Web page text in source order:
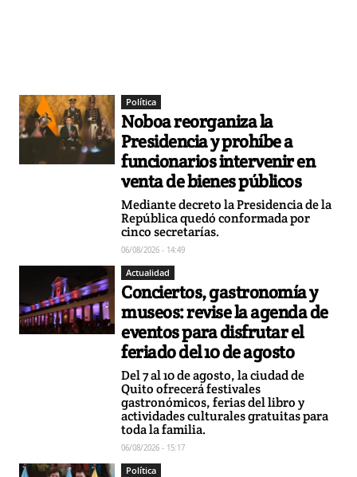
Política
Noboa reorganiza la
Presidencia y prohíbe a
funcionarios intervenir en
venta de bienes públicos
Mediante decreto la Presidencia de la
República quedó conformada por
cinco secretarías.
06/08/2026 - 14:49
Actualidad
Conciertos, gastronomía y
museos: revise la agenda de
eventos para disfrutar el
feriado del 10 de agosto
Del 7 al 10 de agosto, la ciudad de
Quito ofrecerá festivales
gastronómicos, ferias del libro y
actividades culturales gratuitas para
toda la familia.
06/08/2026 - 15:17
Política